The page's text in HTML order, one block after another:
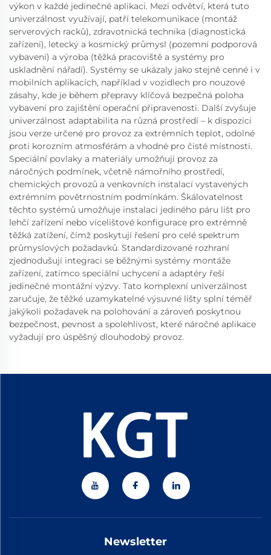
výkon v každé jedinečné aplikaci. Mezi odvětví, která tuto
univerzálnost využívají, patří telekomunikace (montáž
serverových racků), zdravotnická technika (diagnostická
zařízení), letecký a kosmický průmysl (pozemní podporová
vybavení) a výroba (těžká pracoviště a systémy pro
uskladnění nářadí). Systémy se ukázaly jako stejně cenné i v
mobilních aplikacích, například v vozidlech pro nouzové
zásahy, kde je během přepravy klíčová bezpečná poloha
vybavení pro zajištění operační připravenosti. Další zvyšuje
univerzálnost adaptabilita na různá prostředí – k dispozici
jsou verze určené pro provoz za extrémních teplot, odolné
proti korozním atmosférám a vhodné pro čisté místnosti.
Speciální povlaky a materiály umožňují provoz za
náročných podmínek, včetně námořního prostředí,
chemických provozů a venkovních instalací vystavených
extrémním povětrnostním podmínkám. Škálovatelnost
těchto systémů umožňuje instalaci jediného páru lišt pro
lehčí zařízení nebo vícelištové konfigurace pro extrémně
těžká zatížení, čímž poskytují řešení pro celé spektrum
průmyslových požadavků. Standardizované rozhraní
zjednodušují integraci se běžnými systémy montáže
zařízení, zatímco speciální uchycení a adaptéry řeší
jedinečné montážní výzvy. Tato komplexní univerzálnost
zaručuje, že těžké uzamykatelné výsuvné lišty splní téměř
jakýkoli požadavek na polohování a zároveň poskytnou
bezpečnost, pevnost a spolehlivost, které náročné aplikace
vyžadují pro úspěšný dlouhodobý provoz.
Newsletter